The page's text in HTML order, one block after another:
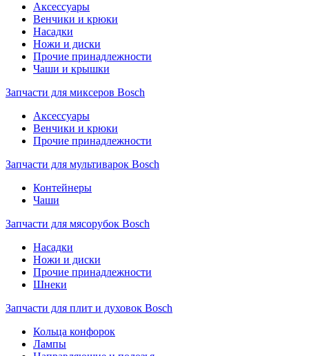
Аксессуары
Венчики и крюки
Насадки
Ножи и диски
Прочие принадлежности
Чаши и крышки
Запчасти для миксеров Bosch
Аксессуары
Венчики и крюки
Прочие принадлежности
Запчасти для мультиварок Bosch
Контейнеры
Чаши
Запчасти для мясорубок Bosch
Насадки
Ножи и диски
Прочие принадлежности
Шнеки
Запчасти для плит и духовок Bosch
Кольца конфорок
Лампы